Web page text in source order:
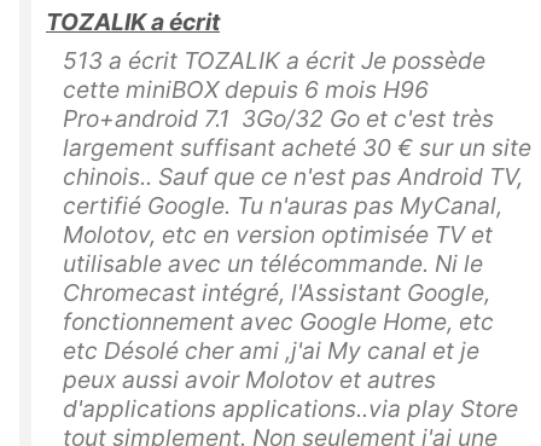
TOZALIK a écrit
513 a écrit TOZALIK a écrit Je possède
cette miniBOX depuis 6 mois H96
Pro+android 7.1 3Go/32 Go et c'est très
largement suffisant acheté 30 € sur un site
chinois.. Sauf que ce n'est pas Android TV,
certifié Google. Tu n'auras pas MyCanal,
Molotov, etc en version optimisée TV et
utilisable avec un télécommande. Ni le
Chromecast intégré, l'Assistant Google,
fonctionnement avec Google Home, etc
etc Désolé cher ami ,j'ai My canal et je
peux aussi avoir Molotov et autres
d'applications applications..via play Store
tout simplement. Non seulement j'ai une